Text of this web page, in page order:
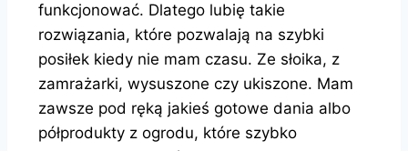
funkcjonować. Dlatego lubię takie
rozwiązania, które pozwalają na szybki
posiłek kiedy nie mam czasu. Ze słoika, z
zamrażarki, wysuszone czy ukiszone. Mam
zawsze pod ręką jakieś gotowe dania albo
półprodukty z ogrodu, które szybko